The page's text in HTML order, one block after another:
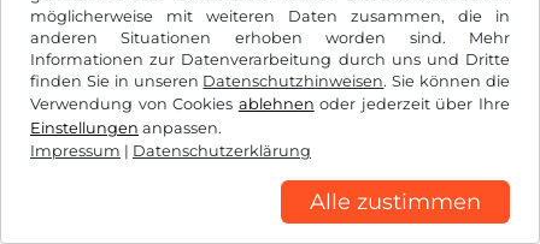
möglicherweise mit weiteren Daten zusammen, die in
anderen Situationen erhoben worden sind. Mehr
Informationen zur Datenverarbeitung durch uns und Dritte
finden Sie in unseren Datenschutzhinweisen. Sie können die
Verwendung von Cookies ablehnen oder jederzeit über Ihre
Einstellungen anpassen.
Impressum | Datenschutzerklärung
Alle zustimmen
Die Verarbeitung erfolgt auf Grundlage Ihrer
Einwilligung gemäß Art. 6 Abs. 1 lit. a DSGVO, die
Sie über unser Cookie-Banner erteilen können.
Sie können Ihre Einwilligung jederzeit mit
Wirkung für die Zukunft widerrufen, indem Sie
die Cookie-Einstellungen auf unserer Webseite